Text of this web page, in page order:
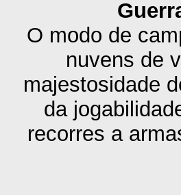
O modo de
nuvens de
majestosidade
da
recorres a